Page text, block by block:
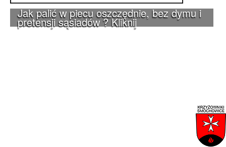
Jak palić w piecu oszczędnie, bez dymu i
pretensji sąsiadów ? Kliknij